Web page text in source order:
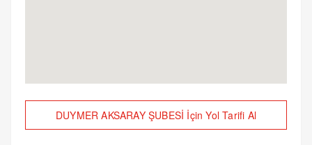
DUYMER AKSARAY ŞUBESİ İçin Yol Tarifi Al